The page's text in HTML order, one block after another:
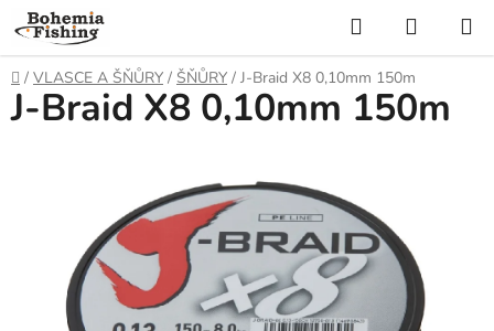
Přejít
na
obsah
Hledat
KOŠÍK
Domů
/ VLASCE A ŠŇŮRY / ŠŇŮRY / J-Braid X8 0,10mm 150m
J-Braid X8 0,10mm 150m